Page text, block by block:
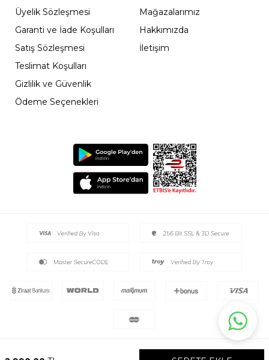
Üyelik Sözleşmesi
Garanti ve İade Koşulları
Satış Sözleşmesi
Teslimat Koşulları
Gizlilik ve Güvenlik
Ödeme Seçenekleri
Mağazalarımız
Hakkımızda
İletişim
2026 © Ayyıldız Tüm Haklar Saklıdır.